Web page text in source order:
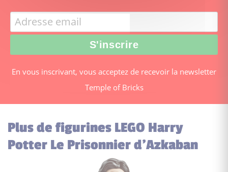
En vous inscrivant, vous acceptez de recevoir la newsletter
Temple of Bricks
Plus de figurines LEGO Harry
Potter Le Prisonnier d’Azkaban